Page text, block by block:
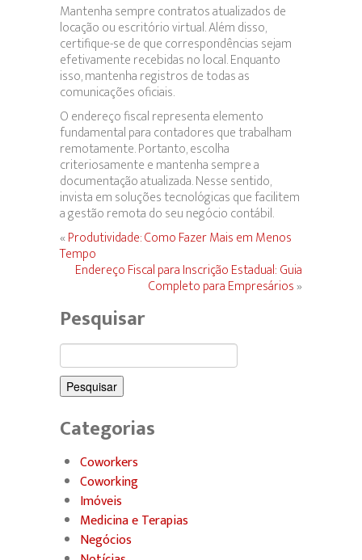
Mantenha sempre contratos atualizados de
locação ou escritório virtual. Além disso,
certifique-se de que correspondências sejam
efetivamente recebidas no local. Enquanto
isso, mantenha registros de todas as
comunicações oficiais.
O endereço fiscal representa elemento
fundamental para contadores que trabalham
remotamente. Portanto, escolha
criteriosamente e mantenha sempre a
documentação atualizada. Nesse sentido,
invista em soluções tecnológicas que facilitem
a gestão remota do seu negócio contábil.
«Produtividade: Como Fazer Mais em Menos
Tempo
Endereço Fiscal para Inscrição Estadual: Guia
Completo para Empresários»
Pesquisar
Pesquisar
por:
Categorias
Coworkers
Coworking
Imóveis
Medicina e Terapias
Negócios